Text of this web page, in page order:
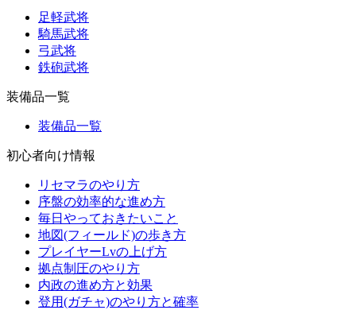
足軽武将
騎馬武将
弓武将
鉄砲武将
装備品一覧
装備品一覧
初心者向け情報
リセマラのやり方
序盤の効率的な進め方
毎日やっておきたいこと
地図(フィールド)の歩き方
プレイヤーLvの上げ方
拠点制圧のやり方
内政の進め方と効果
登用(ガチャ)のやり方と確率